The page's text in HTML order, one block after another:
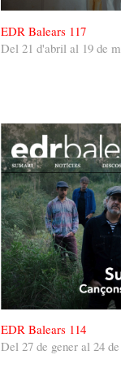
EDR Balears 117
Del 21 d'abril al 19 de
EDR Balears 114
Del 27 de gener al 24